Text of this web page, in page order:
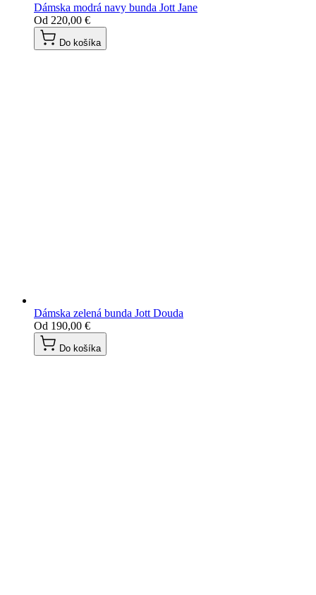
Dámska modrá navy bunda Jott Jane
Od 220,00 €
Do košíka
Dámska zelená bunda Jott Douda
Od 190,00 €
Do košíka